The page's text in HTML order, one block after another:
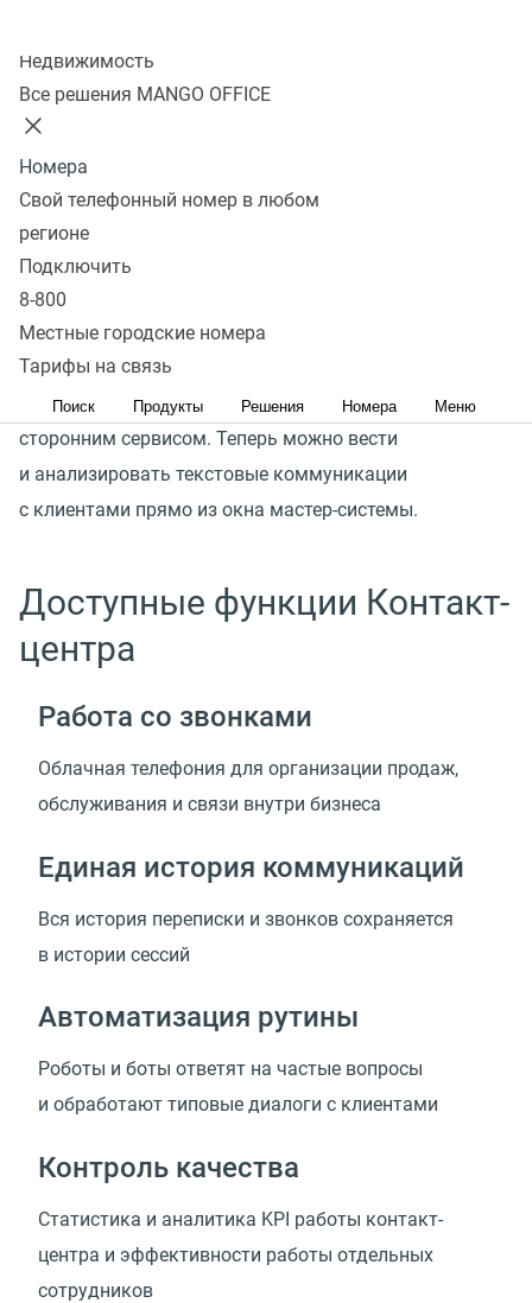
Недвижимость
Все решения MANGO OFFICE
Номера
Свой телефонный номер в любом
регионе
Подключить
8-800
Местные городские номера
Тарифы на связь
Поиск Продукты Решения Номера Меню
Компаниям среднего и крупного бизнеса удобно
иметь необходимые инструменты в едином окне своей
CRM-системы. Доступ к функциям Контакт-центра
прямо из окна платформы позволяет не терять лиды
и ускорить работу с клиентами.
Открытое API позволяет использовать функции
Контакт-центра MANGO OFFICE во внешних системах
и настраивать интеграцию практически с любым
сторонним сервисом. Теперь можно вести
и анализировать текстовые коммуникации
с клиентами прямо из окна мастер-системы.
Доступные функции Контакт-
центра
Работа со звонками
Облачная телефония для организации продаж,
обслуживания и связи внутри бизнеса
Единая история коммуникаций
Вся история переписки и звонков сохраняется
в истории сессий
Автоматизация рутины
Роботы и боты ответят на частые вопросы
и обработают типовые диалоги с клиентами
Контроль качества
Статистика и аналитика KPI работы контакт-
центра и эффективности работы отдельных
сотрудников